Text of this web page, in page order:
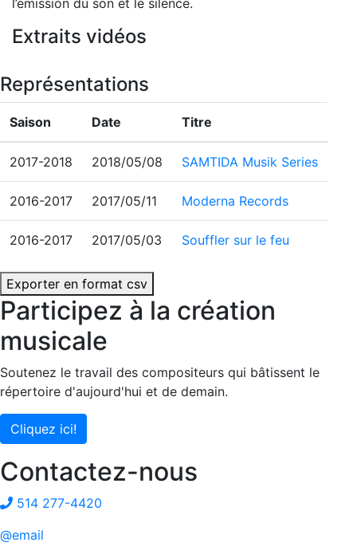
l’émission du son et le silence.
Extraits vidéos
Représentations
Saison Date Titre
2017-2018 2018/05/08 SAMTIDA Musik Series
2016-2017 2017/05/11 Moderna Records
2016-2017 2017/05/03 Souffler sur le feu
Exporter en format csv
Participez à la création
musicale
Soutenez le travail des compositeurs qui bâtissent le
répertoire d'aujourd'hui et de demain.
Cliquez ici!
Contactez-nous
514 277-4420
@email